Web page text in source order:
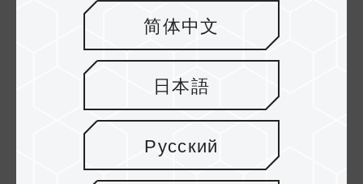
Sin embargo, como estamos pasando por una
transición generacional, no todos los
dispositivos han sido cambiados a Type-C. Si
compras un producto USB3.2 Gen2x2, pero el
ordenador solo admite Tipo-A, necesitarás un
adaptador adicional, pero entonces el ancho de
banda también se verá afectado.
简体中文
日本語
Русский